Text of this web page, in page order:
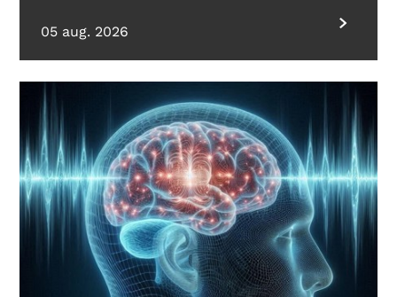
05 aug. 2026